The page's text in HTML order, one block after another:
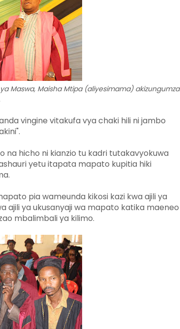
Maswa, Maisha Mtipa (aliyesimama) akizungumza
vingine vitakufa vya chaki hili ni jambo
na hicho ni kianzio tu kadri tutakavyokuwa
yetu itapata mapato kupitia hiki
pia wameunda kikosi kazi kwa ajili ya
ajili ya ukusanyaji wa mapato katika maeneo
mbalimbali ya kilimo.